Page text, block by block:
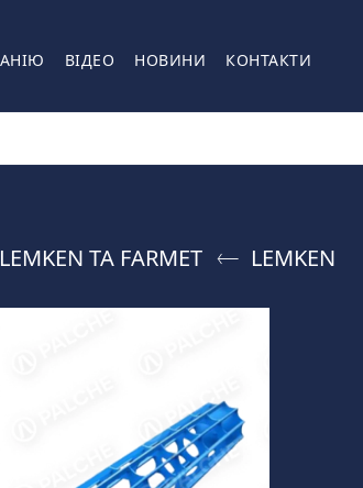
ВІДЕО НОВИНИ КОНТАКТИ
ТА FARMET LEMKEN